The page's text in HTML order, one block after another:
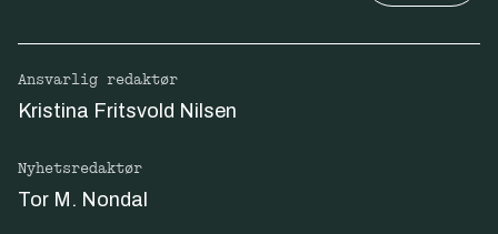
Ansvarlig redaktør
Kristina Fritsvold Nilsen
Nyhetsredaktør
Tor M. Nondal